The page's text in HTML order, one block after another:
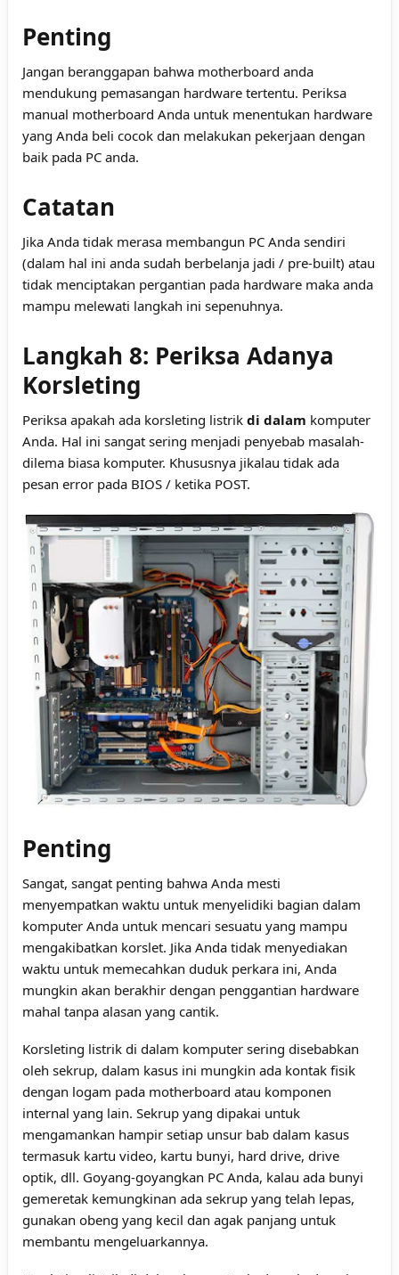
Penting
Jangan beranggapan bahwa motherboard anda
mendukung pemasangan hardware tertentu. Periksa
manual motherboard Anda untuk menentukan hardware
yang Anda beli cocok dan melakukan pekerjaan dengan
baik pada PC anda.
Catatan
Jika Anda tidak merasa membangun PC Anda sendiri
(dalam hal ini anda sudah berbelanja jadi / pre-built) atau
tidak menciptakan pergantian pada hardware maka anda
mampu melewati langkah ini sepenuhnya.
Langkah 8: Periksa Adanya
Korsleting
Periksa apakah ada korsleting listrik di dalam komputer
Anda. Hal ini sangat sering menjadi penyebab masalah-
dilema biasa komputer. Khususnya jikalau tidak ada
pesan error pada BIOS / ketika POST.
Penting
Sangat, sangat penting bahwa Anda mesti
menyempatkan waktu untuk menyelidiki bagian dalam
komputer Anda untuk mencari sesuatu yang mampu
mengakibatkan korslet. Jika Anda tidak menyediakan
waktu untuk memecahkan duduk perkara ini, Anda
mungkin akan berakhir dengan penggantian hardware
mahal tanpa alasan yang cantik.
Korsleting listrik di dalam komputer sering disebabkan
oleh sekrup, dalam kasus ini mungkin ada kontak fisik
dengan logam pada motherboard atau komponen
internal yang lain. Sekrup yang dipakai untuk
mengamankan hampir setiap unsur bab dalam kasus
termasuk kartu video, kartu bunyi, hard drive, drive
optik, dll. Goyang-goyangkan PC Anda, kalau ada bunyi
gemeretak kemungkinan ada sekrup yang telah lepas,
gunakan obeng yang kecil dan agak panjang untuk
membantu mengeluarkannya.